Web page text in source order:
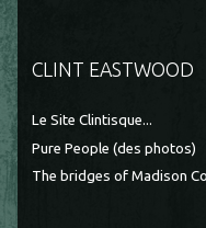
CLINT EASTWOOD
Le Site Clintisque...
Pure People (des photos)
The bridges of Madison